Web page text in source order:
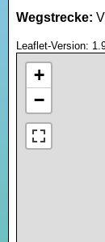
Wegstrecke:
Leaflet-Version:
+
−